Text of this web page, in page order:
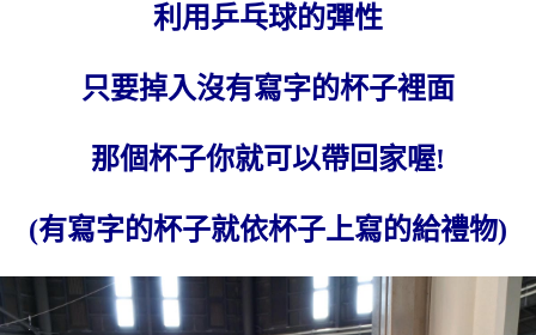
利用乒乓球的彈性
只要掉入沒有寫字的杯子裡面
那個杯子你就可以帶回家喔!
(有寫字的杯子就依杯子上寫的給禮物)